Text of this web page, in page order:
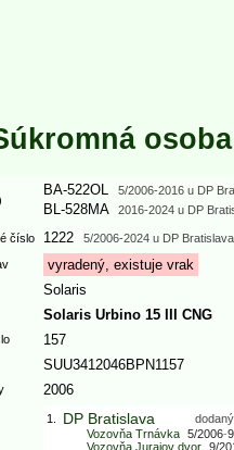
osoba
BA-522OL 5/2006-2016 u DP
BL-528MA 2016-2024 u DP
číslo 1222 5/2006-2024 u DP Bratislava
vyradený, existuje vrak
Solaris
Solaris Urbino 15 III CNG
157
SUU3412046BPN1157
2006
1. DP Bratislava
Vozovňa Trnávka 5/2006-
Vozovňa Jurajov dvor
9/